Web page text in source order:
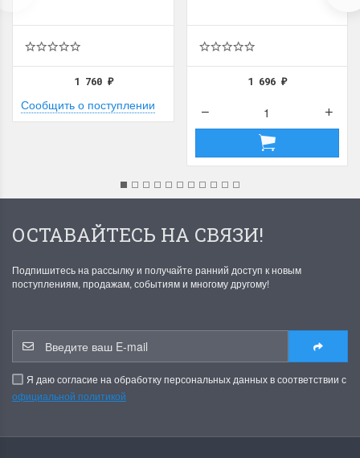
1 760 ₽
Сообщить о поступлении
1 696₽
ОСТАВАЙТЕСЬ НА СВЯЗИ!
Подпишитесь на рассылку и получайте ранний доступ к новым
поступлениям, продажам, событиям и многому другому!
Я даю согласие на обработку персональных данных в соответствии с
официальной политикой